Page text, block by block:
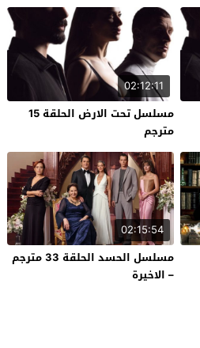
02:12:11
مسلسل تحت الارض الحلقة 15
مترجم
02:15:54
مسلسل الحسد الحلقة 33 مترجم
– الاخيرة